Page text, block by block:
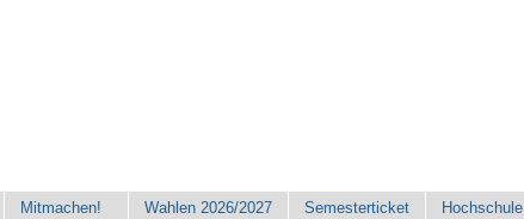
Mitmachen! Wahlen 2026/2027 Semesterticket Hochschule